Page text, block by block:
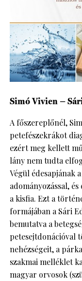
Simó Vivien –
A főszereplőnél,
petefészekrákot
ezért meg kellett
lány nem tudta
Végül édesapjának
adományozással,
a kisfia. Ezt a
formájában a Sári
bemutatva a
petesejtdonációval
nehézségeit, a
szakmai melléklet
magyar orvosok